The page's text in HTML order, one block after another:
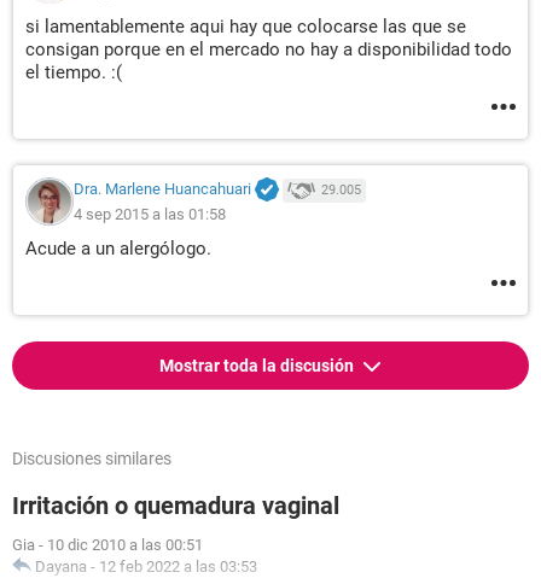
si lamentablemente aqui hay que colocarse las que se
consigan porque en el mercado no hay a disponibilidad todo
el tiempo. :(
Dra. Marlene Huancahuari 29.005
4 sep 2015 a las 01:58
Acude a un alergólogo.
Mostrar toda la discusión
Discusiones similares
Irritación o quemadura vaginal
Gia - 10 dic 2010 a las 00:51
Dayana - 12 feb 2022 a las 03:53